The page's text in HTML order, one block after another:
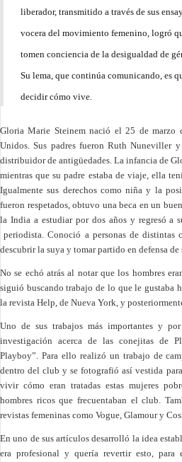
liberador, transmitido a través de sus
vocera del movimiento femenino, logró
tomen conciencia de la desigualdad de
Su lema, que continúa comunicando, es
decidir cómo vive.
Gloria Marie Steinem nació el 25 de marzo
Unidos. Sus padres fueron Ruth Nuneviller
distribuidor de antigüedades. La infancia de
mientras que su padre estaba de viaje, ella
Igualmente sus derechos como niña y la
fueron respetados, obtuvo una beca en un
la India a estudiar por dos años y regresó a
periodista. Conoció a personas de
descubrir la suya y tomar partido en defensa
No se echó atrás al notar que los hombres
siguió buscando trabajo de lo que le gustaba
la revista Help, de Nueva York, y
Uno de sus trabajos más importantes y
investigación acerca de las conejitas de
Playboy”. Para ello realizó un trabajo de
dentro del club y se fotografió así vestida
vivir cómo eran tratadas estas mujeres
hombres ricos que frecuentaban el club.
revistas femeninas como Vogue, Glamour y
En uno de sus artículos desarrolló la idea
era profesional y quería revertir esto, para